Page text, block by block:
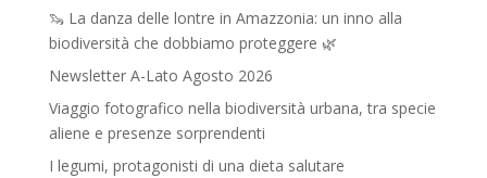
🦦 La danza delle lontre in Amazzonia: un inno alla
biodiversità che dobbiamo proteggere 🌿
Newsletter A-Lato Agosto 2026
Viaggio fotografico nella biodiversità urbana, tra specie
aliene e presenze sorprendenti
I legumi, protagonisti di una dieta salutare